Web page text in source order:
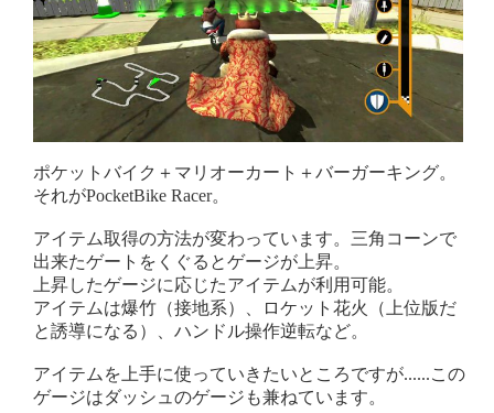
ポケットバイク＋マリオーカート＋バーガーキング。
それがPocketBike Racer。
アイテム取得の方法が変わっています。三角コーンで
出来たゲートをくぐるとゲージが上昇。
上昇したゲージに応じたアイテムが利用可能。
アイテムは爆竹（接地系）、ロケット花火（上位版だ
と誘導になる）、ハンドル操作逆転など。
アイテムを上手に使っていきたいところですが......この
ゲージはダッシュのゲージも兼ねています。